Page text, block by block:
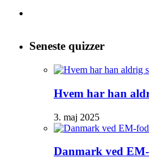
Seneste quizzer
Hvem har han
3. maj 2025
Danmark ved